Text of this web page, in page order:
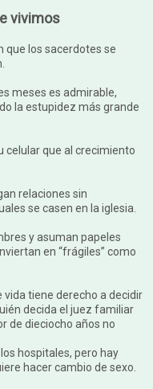
vivimos
que los sacerdotes se
meses es admirable,
la estupidez más grande
celular que al crecimiento
relaciones sin
se casen en la iglesia.
y asuman papeles
en “frágiles” como
vida tiene derecho a decidir
decida el juez familiar
de dieciocho años no
hospitales, pero hay
hacer cambio de sexo.